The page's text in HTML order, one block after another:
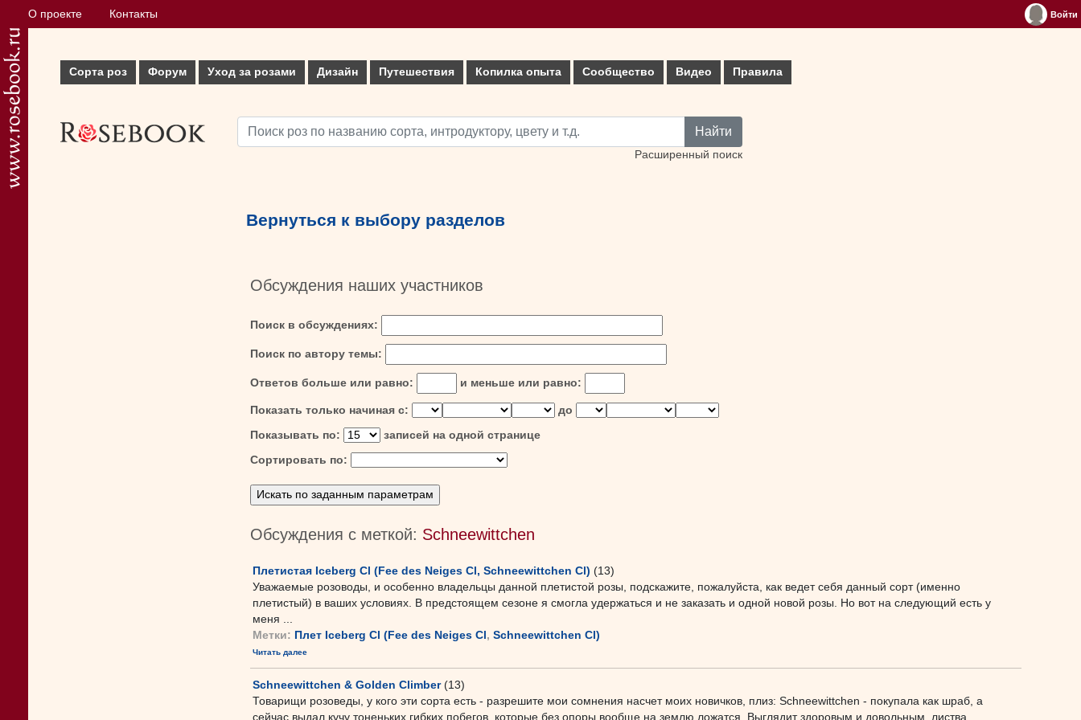
О проекте Контакты Войти
Сорта роз Форум Уход за розами Дизайн Путешествия Копилка опыта Сообщество Видео Правила
Найти
Расширенный поиск
Вернуться к выбору разделов
Обсуждения наших участников
Поиск в обсуждениях:
Поиск по автору темы:
Ответов больше или равно: и меньше или равно:
Показать только начиная с:
до
Показывать по:
записей на одной странице
Сортировать по:
Обсуждения с меткой: Schneewittchen
Плетистая Iceberg Cl (Fee des Neiges Cl, Schneewittchen Cl) (13)
Уважаемые розоводы, и особенно владельцы данной плетистой розы, подскажите, пожалуйста, как ведет себя данный сорт (именно
плетистый) в ваших условиях. В предстоящем сезоне я смогла удержаться и не заказать и одной новой розы. Но вот на следующий есть у
меня ...
Метки: Плет Iceberg Cl (Fee des Neiges Cl , Schneewittchen Cl)
Читать далее
Schneewittchen & Golden Climber (13)
Товарищи розоведы, у кого эти сорта есть - разрешите мои сомнения насчет моих новичков, плиз: Schneewittchen - покупала как шраб, а
сейчас выдал кучу тоненьких гибких побегов, которые без опоры вообще на землю ложатся. Выглядит здоровым и довольным, листва